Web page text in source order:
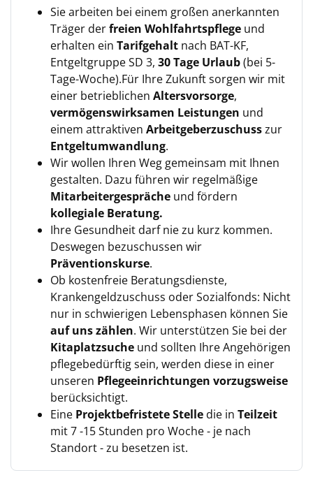
Sie arbeiten bei einem großen anerkannten
Träger derfreien Wohlfahrtspflege und
erhalten ein Tarifgehalt nach BAT-KF,
Entgeltgruppe SD 3, 30 Tage Urlaub(bei 5-
Tage-Woche).Für Ihre Zukunft sorgen wir mit
einer betrieblichen Altersvorsorge,
vermögenswirksamen Leistungen und
einem attraktiven Arbeitgeberzuschusszur
Entgeltumwandlung.
Wir wollen Ihren Weg gemeinsam mit Ihnen
gestalten. Dazu führen wir regelmäßige
Mitarbeitergespräche und fördern
kollegiale Beratung.
Ihre Gesundheit darf nie zu kurz kommen.
Deswegen bezuschussen wir
Präventionskurse.
Ob kostenfreie Beratungsdienste,
Krankengeldzuschuss oder Sozialfonds: Nicht
nur in schwierigen Lebensphasen können Sie
auf uns zählen. Wir unterstützen Sie bei der
Kitaplatzsuche und sollten Ihre Angehörigen
pflegebedürftig sein, werden diese in einer
unseren Pflegeeinrichtungen vorzugsweise
berücksichtigt.
Eine Projektbefristete Stelle die in Teilzeit
mit 7 -15 Stunden pro Woche - je nach
Standort - zu besetzen ist.